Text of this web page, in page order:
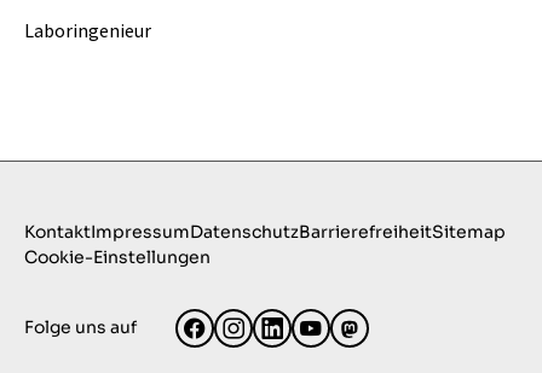
Laboringenieur
KontaktImpressumDatenschutzBarrierefreiheitSitemap
Cookie-Einstellungen
Folge uns auf